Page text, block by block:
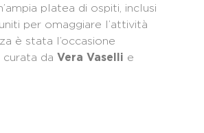
platea di ospiti, inclusi
per omaggiare l’attività
è stata l’occasione
curata da Vera Vaselli e